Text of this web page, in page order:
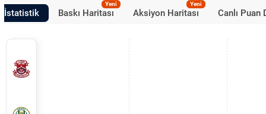
İstatistik Baskı Haritası
Yeni
Aksiyon Haritası
Yeni
Canlı Puan